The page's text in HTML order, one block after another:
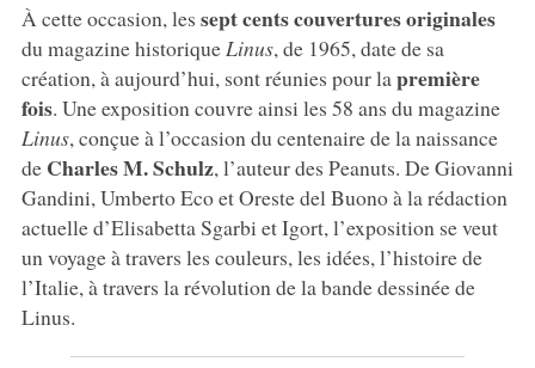
À cette occasion, les sept cents couvertures originales
du magazine historiqueLinus, de 1965, date de sa
création, à aujourd’hui, sont réunies pour lapremière
fois. Une exposition couvre ainsi les 58 ans du magazine
Linus, conçue à l’occasion du centenaire de la naissance
deCharles M. Schulz, l’auteur des Peanuts. De Giovanni
Gandini, Umberto Eco et Oreste del Buono à la rédaction
actuelle d’Elisabetta Sgarbi et Igort, l’exposition se veut
un voyage à travers les couleurs, les idées, l’histoire de
l’Italie, à travers la révolution de la bande dessinée de
Linus.